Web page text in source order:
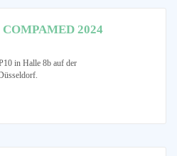
2024
in Halle 8b auf der